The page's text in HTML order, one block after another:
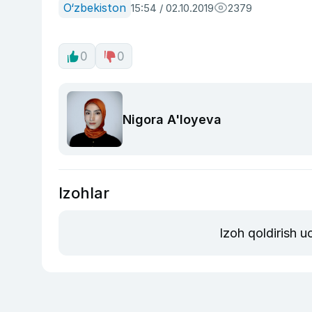
O‘zbekiston 15:54 / 02.10.2019 2379
0 0
Nigora A'loyeva
Izohlar
Izoh qoldirish